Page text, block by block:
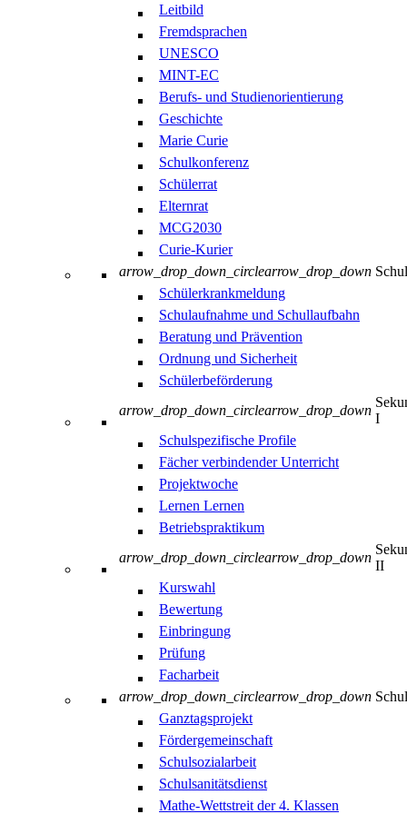
Leitbild
Fremdsprachen
UNESCO
MINT-EC
Berufs- und Studienorientierung
Geschichte
Marie Curie
Schulkonferenz
Schülerrat
Elternrat
MCG2030
Curie-Kurier
arrow_drop_down_circlearrow_drop_down
Schülerkrankmeldung
Schulaufnahme und Schullaufbahn
Beratung und Prävention
Ordnung und Sicherheit
Schülerbeförderung
arrow_drop_down_circlearrow_drop_down
I
Schulspezifische Profile
Fächer verbindender Unterricht
Projektwoche
Lernen Lernen
Betriebspraktikum
arrow_drop_down_circlearrow_drop_down
II
Kurswahl
Bewertung
Einbringung
Prüfung
Facharbeit
arrow_drop_down_circlearrow_drop_down
Ganztagsprojekt
Fördergemeinschaft
Schulsozialarbeit
Schulsanitätsdienst
Mathe-Wettstreit der 4. Klassen